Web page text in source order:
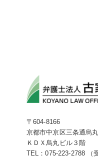
〒604-8166
京都市中京区三条通烏
ＫＤＸ烏丸ビル３階
TEL：075-223-2788 （